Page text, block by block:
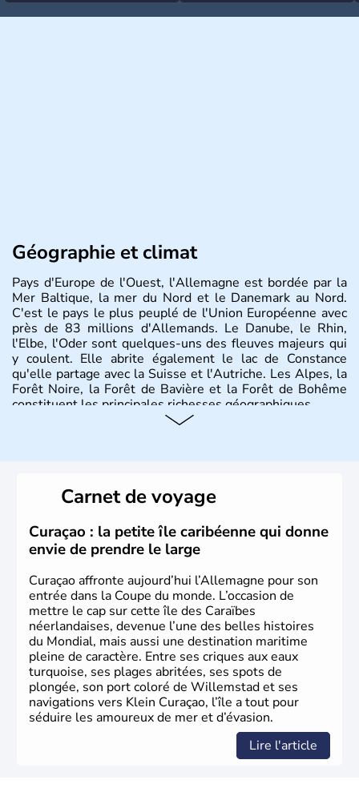
Géographie et climat
Pays d'Europe de l'Ouest, l'Allemagne est bordée par la
Mer Baltique, la mer du Nord et le Danemark au Nord.
C'est le pays le plus peuplé de l'Union Européenne avec
près de 83 millions d'Allemands. Le Danube, le Rhin,
l'Elbe, l'Oder sont quelques-uns des fleuves majeurs qui
y coulent. Elle abrite également le lac de Constance
qu'elle partage avec la Suisse et l'Autriche. Les Alpes, la
Forêt Noire, la Forêt de Bavière et la Forêt de Bohême
constituent les principales richesses géographiques.
lesquelles bénéficient d'une grande autonomie. Le pays
peut se targuer de grands noms qu'il a vu naître dans tous
les domaines, des arts à la politique en passant par la
philosophie. Hertz, Gutenberg, Heidegger, Thomas Mann,
Herman Hesse ou bien Hegel en font partie.
Carnet de voyage
Curaçao : la petite île caribéenne qui donne
envie de prendre le large
Curaçao affronte aujourd’hui l’Allemagne pour son
entrée dans la Coupe du monde. L’occasion de
mettre le cap sur cette île des Caraïbes
néerlandaises, devenue l’une des belles histoires
du Mondial, mais aussi une destination maritime
pleine de caractère. Entre ses criques aux eaux
turquoise, ses plages abritées, ses spots de
plongée, son port coloré de Willemstad et ses
navigations vers Klein Curaçao, l’île a tout pour
séduire les amoureux de mer et d’évasion.
Lire l'article